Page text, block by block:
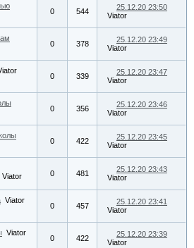
0 544
25.12.20 23:50
Viator
0 378
25.12.20 23:49
Viator
0 339
25.12.20 23:47
Viator
0 356
25.12.20 23:46
Viator
0 422
25.12.20 23:45
Viator
Viator 0 481
25.12.20 23:43
Viator
Viator
0 457
25.12.20 23:41
Viator
Viator
0 422
25.12.20 23:39
Viator